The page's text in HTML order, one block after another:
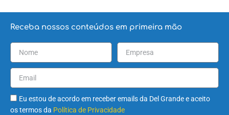
Receba nossos conteúdos em primeira mão
Eu estou de acordo em receber emails da Del Grande e aceito
os termos da Política de Privacidade